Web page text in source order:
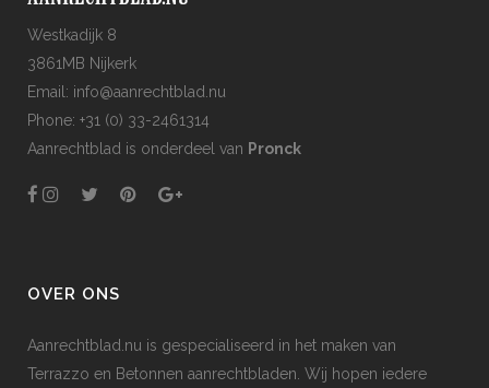
Westkadijk 8
3861MB Nijkerk
Email: info@aanrechtblad.nu
Phone: +31 (0) 33-2461314
Aanrechtblad is onderdeel van Pronck
OVER ONS
Aanrechtblad.nu is gespecialiseerd in het maken van
Terrazzo en Betonnen aanrechtbladen. Wij hopen iedere